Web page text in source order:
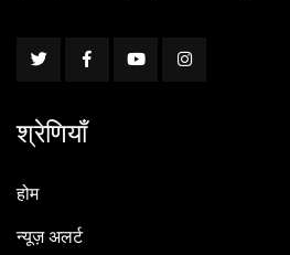
श्रेणियाँ
होम
न्यूज़ अलर्ट